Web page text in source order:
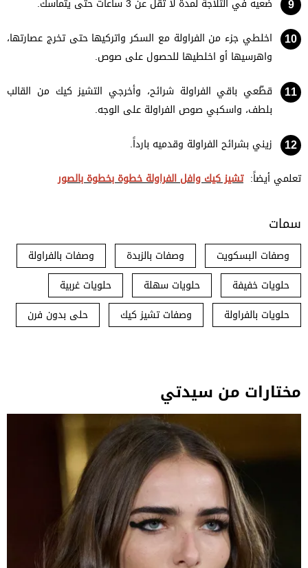
اخلطي جزء من الفراولة مع السكر واتركيها حتى تخرج عصارتها،
واهرسيها أو اخلطيها للحصول على صوص.
قطّعي باقي الفراولة شرائح، وأخرجي التشيز كيك من القالب
بلطف، واسكبي صوص الفراولة على الوجه.
زيني بشرائح الفراولة وقدميه بارداً.
تعلمي أيضاً: تشيز كيك وافل الفراولة خطوة بخطوة بالصور
سمات
وصفات البسكويت وصفات بالزبدة
وصفات بالفراولة
حلويات خفيفة
حلويات سهلة
حلويات غربية
حلويات بالفراولة
وصفات تشيز كيك حلى بدون فرن
مختارات من سيدتي